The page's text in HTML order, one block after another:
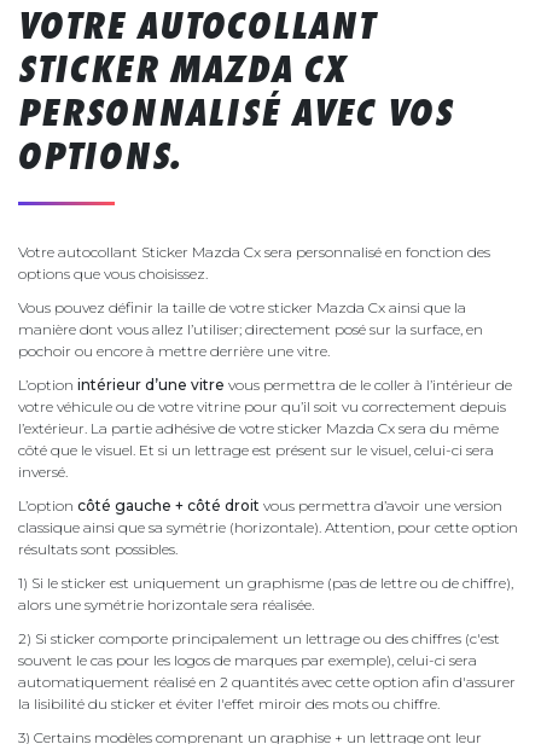
VOTRE AUTOCOLLANT
STICKER MAZDA CX
PERSONNALISÉ AVEC VOS
OPTIONS.
Votre autocollant Sticker Mazda Cx sera personnalisé en fonction des
options que vous choisissez.
Vous pouvez définir la taille de votre sticker Mazda Cx ainsi que la
manière dont vous allez l’utiliser; directement posé sur la surface, en
pochoir ou encore à mettre derrière une vitre.
L’option intérieur d’une vitre vous permettra de le coller à l’intérieur de
votre véhicule ou de votre vitrine pour qu’il soit vu correctement depuis
l’extérieur. La partie adhésive de votre sticker Mazda Cx sera du même
côté que le visuel. Et si un lettrage est présent sur le visuel, celui-ci sera
inversé.
L’option côté gauche + côté droit vous permettra d’avoir une version
classique ainsi que sa symétrie (horizontale). Attention, pour cette option
résultats sont possibles.
1) Si le sticker est uniquement un graphisme (pas de lettre ou de chiffre),
alors une symétrie horizontale sera réalisée.
2) Si sticker comporte principalement un lettrage ou des chiffres (c'est
souvent le cas pour les logos de marques par exemple), celui-ci sera
automatiquement réalisé en 2 quantités avec cette option afin d'assurer
la lisibilité du sticker et éviter l'effet miroir des mots ou chiffre.
3) Certains modèles comprenant un graphise + un lettrage ont leur